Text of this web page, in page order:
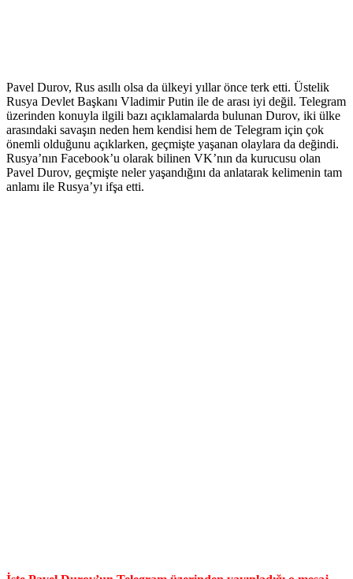
Pavel Durov, Rus asıllı olsa da ülkeyi yıllar önce terk etti. Üstelik
Rusya Devlet Başkanı Vladimir Putin ile de arası iyi değil. Telegram
üzerinden konuyla ilgili bazı açıklamalarda bulunan Durov, iki ülke
arasındaki savaşın neden hem kendisi hem de Telegram için çok
önemli olduğunu açıklarken, geçmişte yaşanan olaylara da değindi.
Rusya’nın Facebook’u olarak bilinen VK’nın da kurucusu olan
Pavel Durov, geçmişte neler yaşandığını da anlatarak kelimenin tam
anlamı ile Rusya’yı ifşa etti.